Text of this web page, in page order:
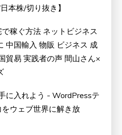
本株/切り抜き】
稼ぐ方法 ネットビジネス
中国輸入 物販 ビジネス 成
貿易 実践者の声 間山さん×
に入れよう - WordPressテ
ウェブ世界に解き放